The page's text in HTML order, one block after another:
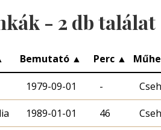
- 2 db találat
Bemutató ▲ Perc ▲
1979-09-01 -
1989-01-01 46